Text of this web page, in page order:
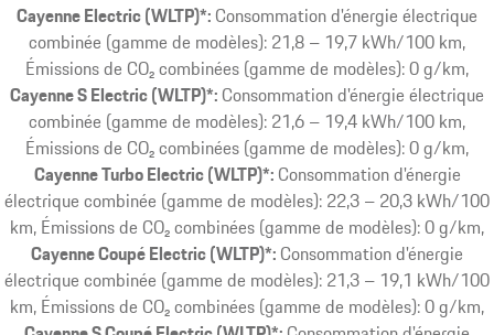
Cayenne Electric (WLTP)*: Consommation d'énergie électrique
combinée (gamme de modèles): 21,8 – 19,7 kWh/100 km,
Émissions de CO₂ combinées (gamme de modèles): 0 g/km
Cayenne S Electric (WLTP)*: Consommation d'énergie électrique
combinée (gamme de modèles): 21,6 – 19,4 kWh/100 km,
Émissions de CO₂ combinées (gamme de modèles): 0 g/km
Cayenne Turbo Electric (WLTP)*: Consommation d'énergie
électrique combinée (gamme de modèles): 22,3 – 20,3 kWh/100
km, Émissions de CO₂ combinées (gamme de modèles): 0 g/km
Cayenne Coupé Electric (WLTP)*: Consommation d'énergie
électrique combinée (gamme de modèles): 21,3 – 19,1 kWh/100
km, Émissions de CO₂ combinées (gamme de modèles): 0 g/km